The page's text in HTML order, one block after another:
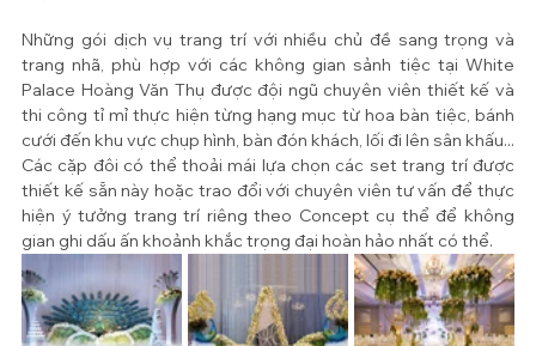
Những gói dịch vụ trang trí với nhiều chủ đề sang trọng và
trang nhã, phù hợp với các không gian sảnh tiệc tại White
Palace Hoàng Văn Thụ được đội ngũ chuyên viên thiết kế và
thi công tỉ mỉ thực hiện từng hạng mục từ hoa bàn tiệc, bánh
cưới đến khu vực chụp hình, bàn đón khách, lối đi lên sân khấu...
Các cặp đôi có thể thoải mái lựa chọn các set trang trí được
thiết kế sẵn này hoặc trao đổi với chuyên viên tư vấn để thực
hiện ý tưởng trang trí riêng theo Concept cụ thể để không
gian ghi dấu ấn khoảnh khắc trọng đại hoàn hảo nhất có thể.